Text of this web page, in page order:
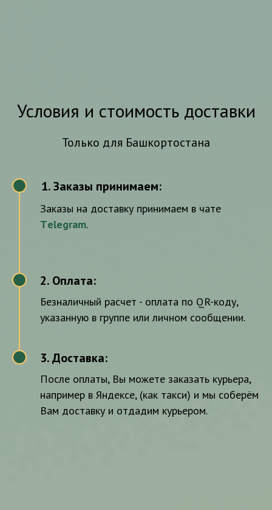
Условия и стоимость доставки
Только для Башкортостана
Заказы принимаем:
Заказы на доставку принимаем в чате
Тelegram.
2. Оплата:
Безналичный расчет - оплата по QR-коду,
указанную в группе или личном сообщении.
3. Доставка:
После оплаты, Вы можете заказать курьера,
например в Яндексе, (как такси) и мы соберём
Вам доставку и отдадим курьером.